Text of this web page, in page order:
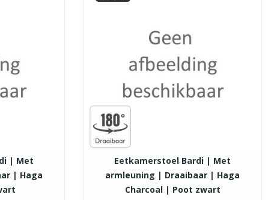
| Met
| Haga
Eetkamerstoel Bardi | Met
armleuning | Draaibaar | Haga
Charcoal | Poot zwart